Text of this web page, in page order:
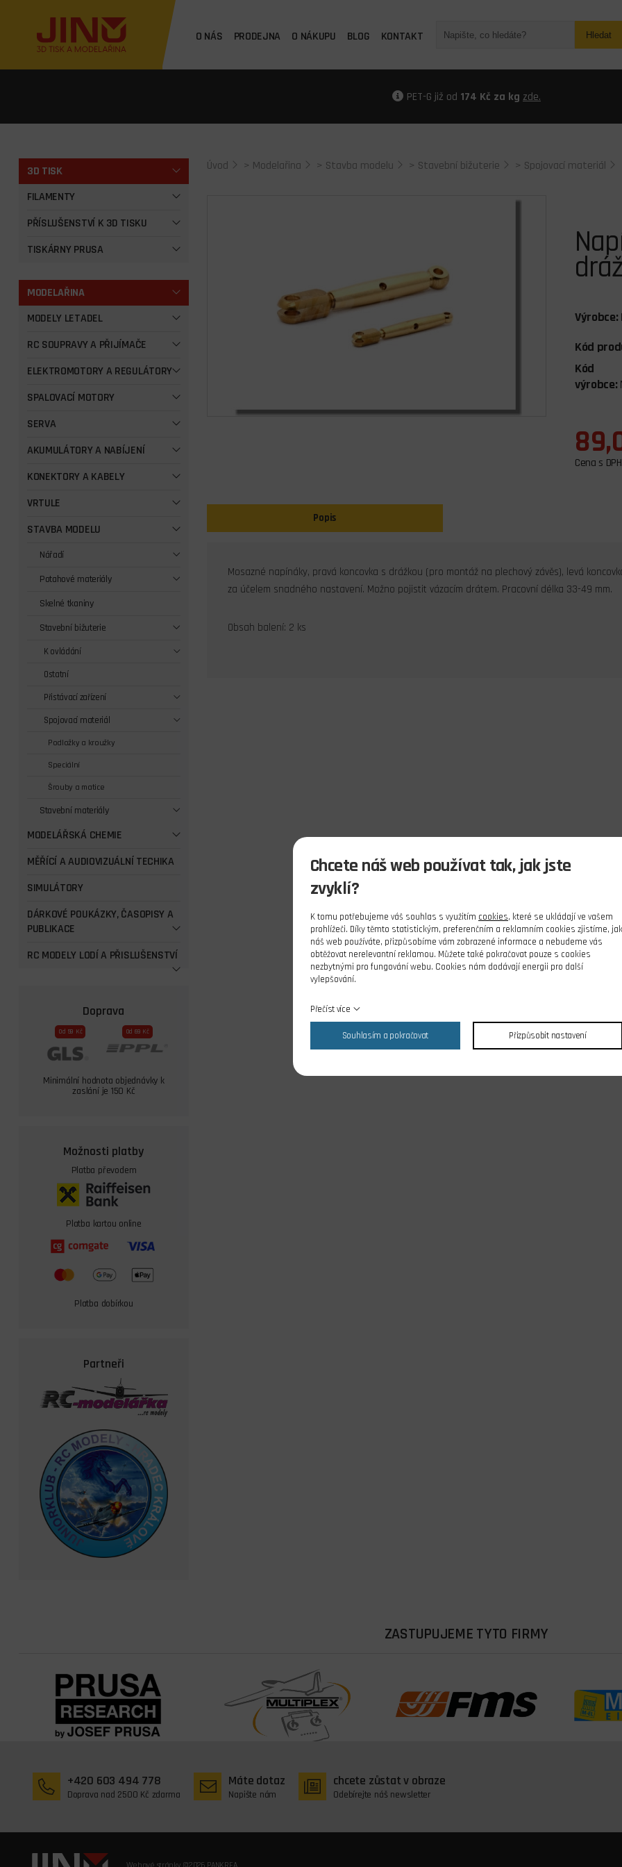
O NÁS PRODEJNA O NÁKUPU BLOG KONTAKT Hledat
PET-G již od 174 Kč za kg zde.
3D TISK
FILAMENTY
PŘÍSLUŠENSTVÍ K 3D TISKU
TISKÁRNY PRUSA
MODELAŘINA
MODELY LETADEL
RC SOUPRAVY A PŘIJÍMAČE
ELEKTROMOTORY A REGULÁTORY
SPALOVACÍ MOTORY
SERVA
AKUMULÁTORY A NABÍJENÍ
KONEKTORY A KABELY
VRTULE
STAVBA MODELU
Nářadí
Potahové materiály
Skelné tkaniny
Stavební bižuterie
K ovládání
Ostatní
Přistávací zařízení
Spojovací materiál
Podložky a kroužky
Speciální
Šrouby a matice
Stavební materiály
MODELÁŘSKÁ CHEMIE
MĚŘÍCÍ A AUDIOVIZUÁLNÍ TECHIKA
SIMULÁTORY
DÁRKOVÉ POUKÁZKY, ČASOPISY A
PUBLIKACE
RC MODELY LODÍ A PŘISLUŠENSTVÍ
Doprava
Od 59 Kč Od 69 Kč
Minimální hodnota objednávky k
zaslání je 150 Kč
Možnosti platby
Platba převodem
Platba kartou online
Platba dobírkou
Partneři
Úvod > Modelařina > Stavba modelu > Stavební bižuterie > Spojovací materiál
Výrobce:
Kód
Kód
výrobce:
Cena s DPH
Popis
Mosazné napínáky, pravá koncovka s drážkou (pro montáž na plechový závěs), levá
za účelem snadného nastavení. Možno pojistit vázacím drátem. Pracovní délka 33-49 mm.
Obsah balení: 2 ks
ZASTUPUJEME TYTO FIRMY
+420 603 494 778
Doprava nad 2500 Kč zdarma
Máte dotaz
Napište nám
chcete zůstat v obraze
Odebírejte náš newsletter
Chcete náš web používat tak, jak jste
zvyklí?
K tomu potřebujeme váš souhlas s využitím cookies, které se ukládají ve vašem
prohlížeči. Díky těmto statistickým, preferenčním a reklamním cookies zjistíme, jak
náš web používáte, přizpůsobíme vám zobrazené informace a nebudeme vás
obtěžovat nerelevantní reklamou. Můžete také pokračovat pouze s cookies
nezbytnými pro fungování webu. Cookies nám dodávají energii pro další
vylepšování.
Přečíst více
Souhlasím a pokračovat Přizpůsobit nastavení